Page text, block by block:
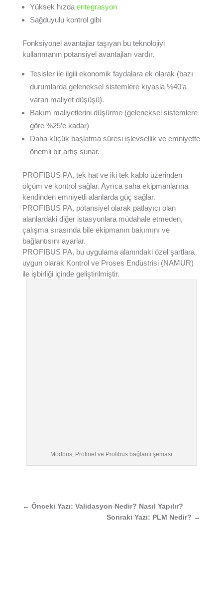
Yüksek hızda entegrasyon
Sağduyulu kontrol gibi
Fonksiyonel avantajlar taşıyan bu teknolojiyi
kullanmanın potansiyel avantajları vardır.
Tesisler ile ilgili ekonomik faydalara ek olarak (bazı
durumlarda geleneksel sistemlere kıyasla %40’a
varan maliyet düşüşü).
Bakım maliyetlerini düşürme (geleneksel sistemlere
göre %25’e kadar)
Daha küçük başlatma süresi işlevsellik ve emniyette
önemli bir artış sunar.
PROFIBUS PA, tek hat ve iki tek kablo üzerinden
ölçüm ve kontrol sağlar. Ayrıca saha ekipmanlarına
kendinden emniyetli alanlarda güç sağlar.
PROFIBUS PA, potansiyel olarak patlayıcı olan
alanlardaki diğer istasyonlara müdahale etmeden,
çalışma sırasında bile ekipmanın bakımını ve
bağlantısını ayarlar.
PROFIBUS PA, bu uygulama alanındaki özel şartlara
uygun olarak Kontrol ve Proses Endüstrisi (NAMUR)
ile işbirliği içinde geliştirilmiştir.
Modbus, Profinet ve Profibus bağlantı şeması
← Önceki Yazı: Validasyon Nedir? Nasıl Yapılır?
Sonraki Yazı: PLM Nedir? →